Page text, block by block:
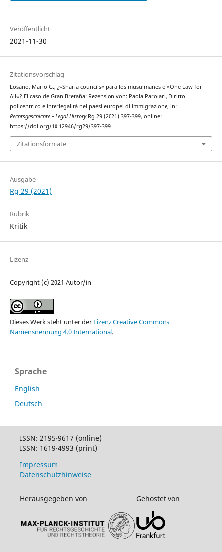
Veröffentlicht
2021-11-30
Zitationsvorschlag
Losano, Mario G., ¿»Sharia councils« para los musulmanes o »One Law for
All«? El caso de Gran Bretaña: Rezension von: Paola Parolari, Diritto
policentrico e interlegalità nei paesi europei di immigrazione, in:
Rechtsgeschichte – Legal HistoryRg 29 (2021) 397-399, online:
https://doi.org/10.12946/rg29/397-399
Zitationsformate
Ausgabe
Rg 29 (2021)
Rubrik
Kritik
Lizenz
Copyright (c) 2021 Autor/in
Dieses Werk steht unter der Lizenz Creative Commons
Namensnennung 4.0 International.
Sprache
English
Deutsch
ISSN: 2195-9617 (online)
ISSN: 1619-4993 (print)
Impressum
Datenschutzhinweise
Herausgegeben von Gehostet von